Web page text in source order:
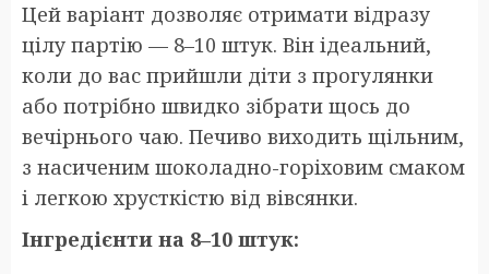
Цей варіант дозволяє отримати відразу
цілу партію — 8–10 штук. Він ідеальний,
коли до вас прийшли діти з прогулянки
або потрібно швидко зібрати щось до
вечірнього чаю. Печиво виходить щільним,
з насиченим шоколадно-горіховим смаком
і легкою хрусткістю від вівсянки.
Інгредієнти на 8–10 штук: